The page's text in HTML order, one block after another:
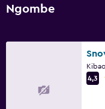
Ngombe
4,3